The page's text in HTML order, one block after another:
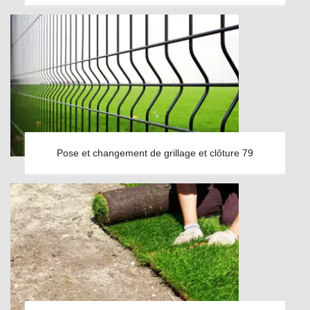
Pose et changement de grillage et clôture 79